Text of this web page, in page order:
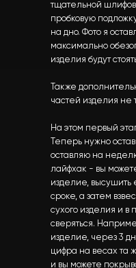
тщательной
пробковую
на дно. Фото я
максимально
изделия будут
Также
частей изделия не
На этом первый
Теперь нужно
оставляю на
лайфхак - вы
изделие, высушить
сроке, а затем
сухого изделия и в
сверяться.
изделие, через 3
цифра на весах та
и вы можете